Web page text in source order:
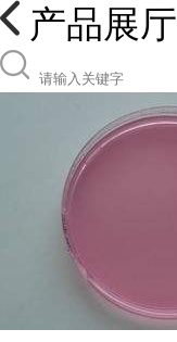
产品展厅